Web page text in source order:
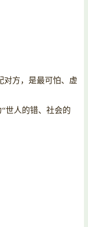
对方，是最可怕、虚
世人的错、社会的